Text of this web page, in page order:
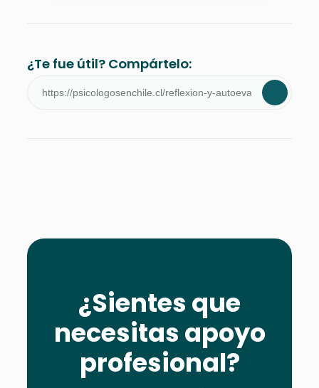
¿Te fue útil? Compártelo:
¿Sientes que
necesitas apoyo
profesional?